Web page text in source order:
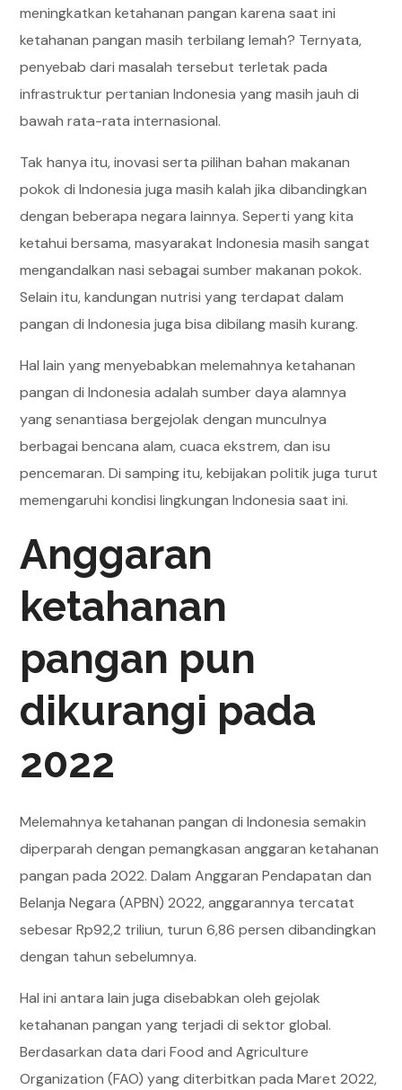
meningkatkan ketahanan pangan karena saat ini
ketahanan pangan masih terbilang lemah? Ternyata,
penyebab dari masalah tersebut terletak pada
infrastruktur pertanian Indonesia yang masih jauh di
bawah rata-rata internasional.
Tak hanya itu, inovasi serta pilihan bahan makanan
pokok di Indonesia juga masih kalah jika dibandingkan
dengan beberapa negara lainnya. Seperti yang kita
ketahui bersama, masyarakat Indonesia masih sangat
mengandalkan nasi sebagai sumber makanan pokok.
Selain itu, kandungan nutrisi yang terdapat dalam
pangan di Indonesia juga bisa dibilang masih kurang.
Hal lain yang menyebabkan melemahnya ketahanan
pangan di Indonesia adalah sumber daya alamnya
yang senantiasa bergejolak dengan munculnya
berbagai bencana alam, cuaca ekstrem, dan isu
pencemaran. Di samping itu, kebijakan politik juga turut
memengaruhi kondisi lingkungan Indonesia saat ini.
Anggaran
ketahanan
pangan pun
dikurangi pada
2022
Melemahnya ketahanan pangan di Indonesia semakin
diperparah dengan pemangkasan anggaran ketahanan
pangan pada 2022. Dalam Anggaran Pendapatan dan
Belanja Negara (APBN) 2022, anggarannya tercatat
sebesar Rp92,2 triliun, turun 6,86 persen dibandingkan
dengan tahun sebelumnya.
Hal ini antara lain juga disebabkan oleh gejolak
ketahanan pangan yang terjadi di sektor global.
Berdasarkan data dari Food and Agriculture
Organization (FAO) yang diterbitkan pada Maret 2022,